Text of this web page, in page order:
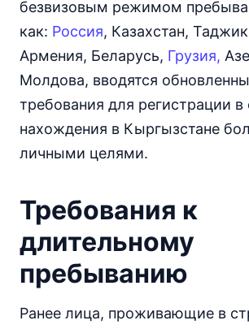
безвизовым режимом
как: Россия, Казахстан,
Армения, Беларусь, Грузия,
Молдова, вводятся
требования для регистрации в
нахождения в Кыргызстане
личными целями.
Требования к
длительному
пребыванию
Ранее лица, проживающие в